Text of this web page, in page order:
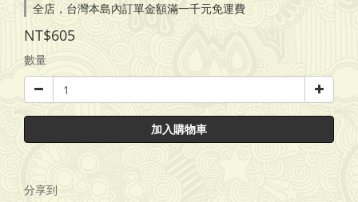
全店，台灣本島內訂單金額滿一千元免運費
NT$605
數量
加入購物車
分享到